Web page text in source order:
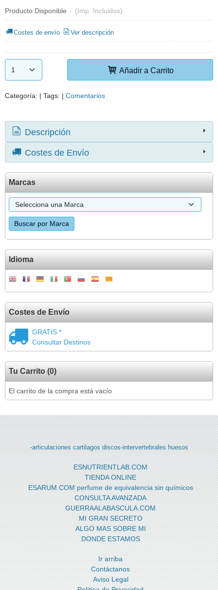
Marcas
Idioma
Costes de Envío
GRATIS *
Consultar Destinos
Tu Carrito (0)
El carrito de la compra está vacío
Producto Disponible - (Imp. Incluidos)
Costes de envío Ver descripción
Añadir a Carrito
Categoría: | Tags: | Comentarios
Descripción
Costes de Envío
-articulaciones cartilagos discos-intervertebrales huesos
ESNUTRIENTLAB.COM
TIENDA ONLINE
ESARUM.COM perfume de equivalencia sin químicos
CONSULTA AVANZADA
GUERRAALABASCULA.COM
MI GRAN SECRETO
ALGO MAS SOBRE MI
DONDE ESTAMOS
Ir arriba
Contáctanos
Aviso Legal